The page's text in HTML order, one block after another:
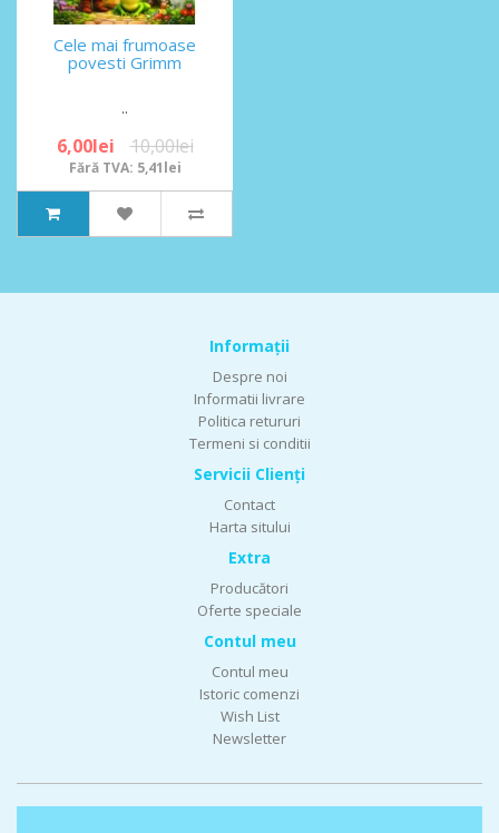
Cele mai frumoase
povesti Grimm
..
6,00lei 10,00lei
Fără TVA: 5,41lei
Informaţii
Despre noi
Informatii livrare
Politica retururi
Termeni si conditii
Servicii Clienţi
Contact
Harta sitului
Extra
Producători
Oferte speciale
Contul meu
Contul meu
Istoric comenzi
Wish List
Newsletter